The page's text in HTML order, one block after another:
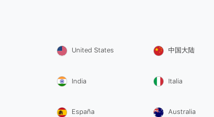
United States 中国大陆
India Italia
España Australia